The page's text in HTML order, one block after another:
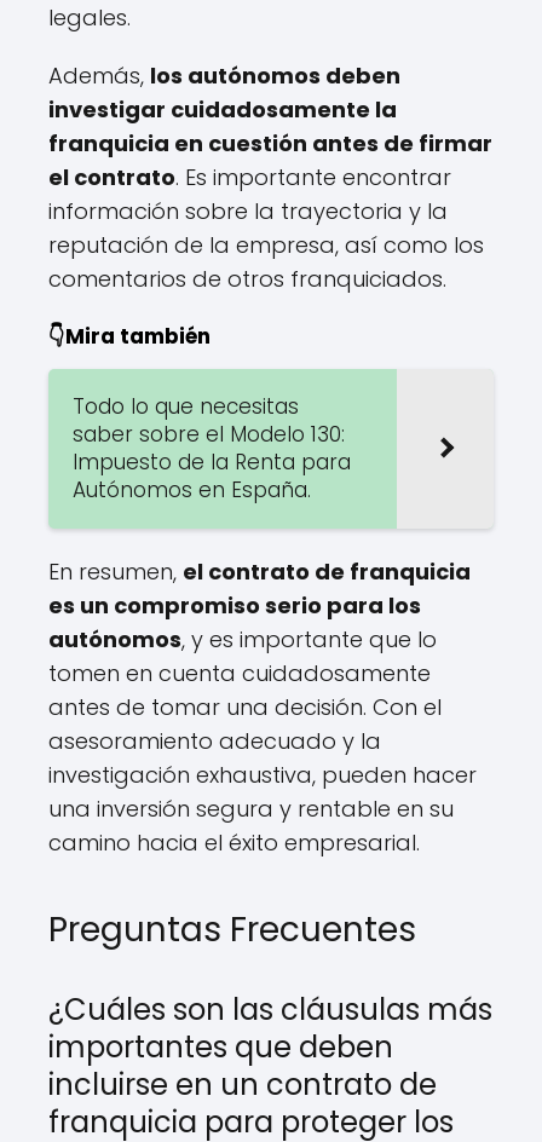
legales.
Además, los autónomos deben
investigar cuidadosamente la
franquicia en cuestión antes de firmar
el contrato. Es importante encontrar
información sobre la trayectoria y la
reputación de la empresa, así como los
comentarios de otros franquiciados.
👇Mira también
Todo lo que necesitas
saber sobre el Modelo 130:
Impuesto de la Renta para
Autónomos en España.
En resumen, el contrato de franquicia
es un compromiso serio para los
autónomos, y es importante que lo
tomen en cuenta cuidadosamente
antes de tomar una decisión. Con el
asesoramiento adecuado y la
investigación exhaustiva, pueden hacer
una inversión segura y rentable en su
camino hacia el éxito empresarial.
Preguntas Frecuentes
¿Cuáles son las cláusulas más
importantes que deben
incluirse en un contrato de
franquicia para proteger los